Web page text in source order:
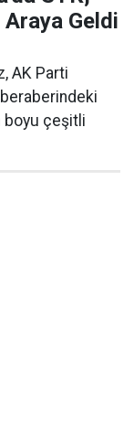
Geldi
AK Parti
beraberindeki
boyu çeşitli